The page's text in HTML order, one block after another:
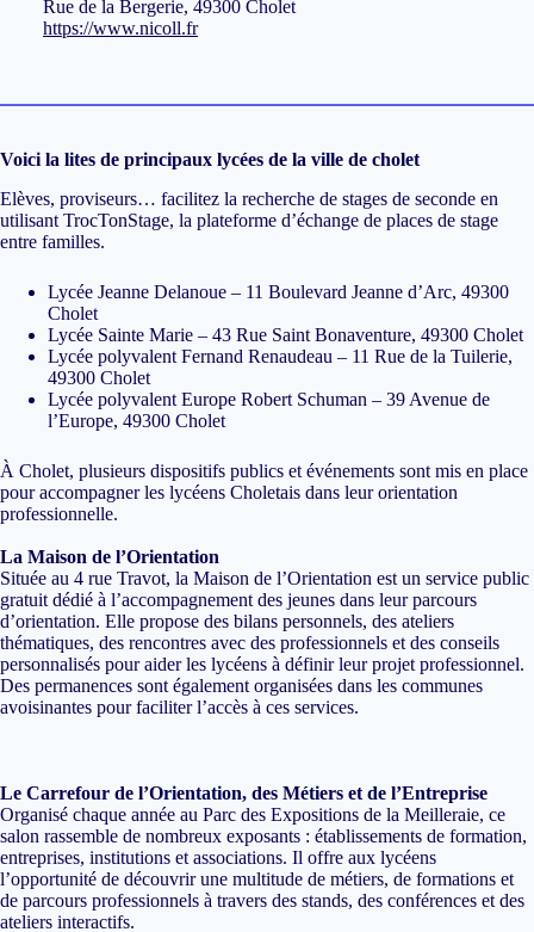
Rue de la Bergerie, 49300 Cholet
https://www.nicoll.fr
Voici la lites de principaux lycées de la ville de cholet
Elèves, proviseurs… facilitez la recherche de stages de seconde en
utilisant TrocTonStage, la plateforme d’échange de places de stage
entre familles.
Lycée Jeanne Delanoue – 11 Boulevard Jeanne d’Arc, 49300
Cholet
Lycée Sainte Marie – 43 Rue Saint Bonaventure, 49300 Cholet
Lycée polyvalent Fernand Renaudeau – 11 Rue de la Tuilerie,
49300 Cholet
Lycée polyvalent Europe Robert Schuman – 39 Avenue de
l’Europe, 49300 Cholet
​À Cholet, plusieurs dispositifs publics et événements sont mis en place
pour accompagner les lycéens Choletais dans leur orientation
professionnelle.
La Maison de l’Orientation
Située au 4 rue Travot, la Maison de l’Orientation est un service public
gratuit dédié à l’accompagnement des jeunes dans leur parcours
d’orientation. Elle propose des bilans personnels, des ateliers
thématiques, des rencontres avec des professionnels et des conseils
personnalisés pour aider les lycéens à définir leur projet professionnel.
Des permanences sont également organisées dans les communes
avoisinantes pour faciliter l’accès à ces services.
Le Carrefour de l’Orientation, des Métiers et de l’Entreprise
Organisé chaque année au Parc des Expositions de la Meilleraie, ce
salon rassemble de nombreux exposants : établissements de formation,
entreprises, institutions et associations. Il offre aux lycéens
l’opportunité de découvrir une multitude de métiers, de formations et
de parcours professionnels à travers des stands, des conférences et des
ateliers interactifs.